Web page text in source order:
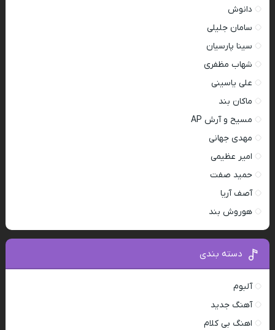
دانوش
سامان جلیلی
سینا پارسیان
شهاب مظفری
علی یاسینی
ماکان بند
مسیح و آرش AP
مهدی جهانی
امیر عظیمی
حمید صفت
آصف آریا
هوروش بند
دسته بندی
آلبوم
آهنگ جدید
اهنگ بی کلام